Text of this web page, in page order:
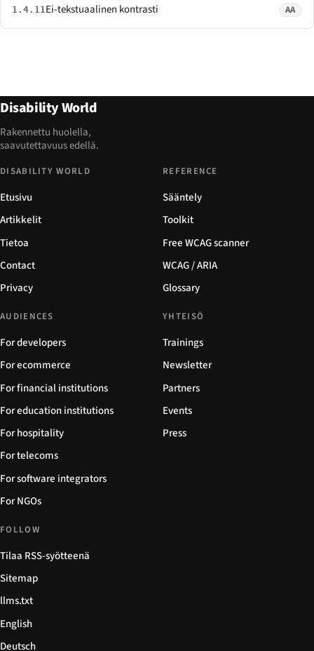
1.4.11Ei-tekstuaalinen kontrasti AA
Disability World
Rakennettu huolella,
saavutettavuus edellä.
DISABILITY WORLD
Etusivu
Artikkelit
Tietoa
Contact
Privacy
REFERENCE
Sääntely
Toolkit
Free WCAG scanner
WCAG / ARIA
Glossary
AUDIENCES
For developers
For ecommerce
For financial institutions
For education institutions
For hospitality
For telecoms
For software integrators
For NGOs
YHTEISÖ
Trainings
Newsletter
Partners
Events
Press
FOLLOW
Tilaa RSS-syötteenä
Sitemap
llms.txt
English
Deutsch